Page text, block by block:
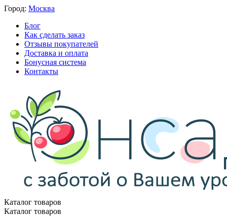
Город: Москва
Блог
Как сделать заказ
Отзывы покупателей
Доставка и оплата
Бонусная система
Контакты
Каталог товаров
Каталог товаров